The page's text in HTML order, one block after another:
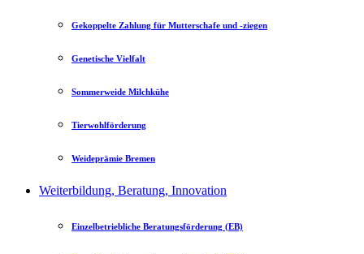
Gekoppelte Zahlung für Mutterschafe und -ziegen
Genetische Vielfalt
Sommerweide Milchkühe
Tierwohlförderung
Weideprämie Bremen
Weiterbildung, Beratung, Innovation
Einzelbetriebliche Beratungsförderung (EB)